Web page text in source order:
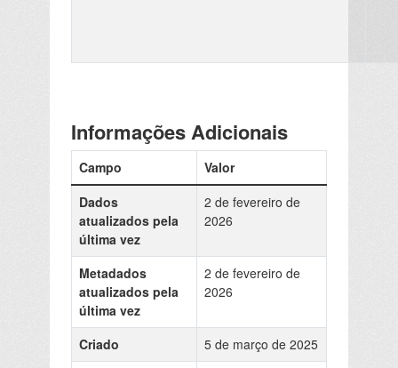
Informações Adicionais
Campo
Valor
Dados
atualizados pela
última vez
2 de fevereiro de
2026
Metadados
atualizados pela
última vez
2 de fevereiro de
2026
Criado
5 de março de 2025